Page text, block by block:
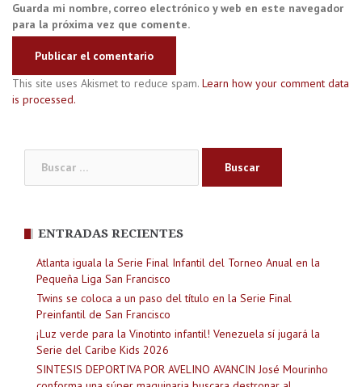
Guarda mi nombre, correo electrónico y web en este navegador
para la próxima vez que comente.
This site uses Akismet to reduce spam. Learn how your comment data
is processed.
ENTRADAS RECIENTES
Atlanta iguala la Serie Final Infantil del Torneo Anual en la
Pequeña Liga San Francisco
Twins se coloca a un paso del título en la Serie Final
Preinfantil de San Francisco
¡Luz verde para la Vinotinto infantil! Venezuela sí jugará la
Serie del Caribe Kids 2026
SINTESIS DEPORTIVA POR AVELINO AVANCIN José Mourinho